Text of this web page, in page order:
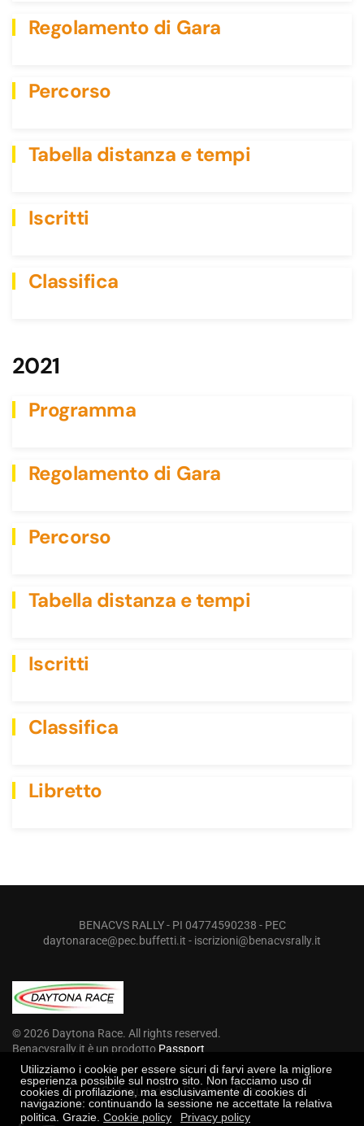
Utilizziamo i cookie per essere sicuri di farvi avere la migliore
esperienza possibile sul nostro sito. Non facciamo uso di
cookies di profilazione, ma esclusivamente di cookies di
navigazione: continuando la sessione ne accettate la relativa
politica. Grazie. Cookie policy Privacy policy
Regolamento di Gara
Percorso
Tabella distanza e tempi
Iscritti
Classifica
2021
Programma
Regolamento di Gara
Percorso
Tabella distanza e tempi
Iscritti
Classifica
Libretto
BENACVS RALLY - PI 04774590238 - PEC
daytonarace@pec.buffetti.it - iscrizioni@benacvsrally.it
©2026 Daytona Race. All rights reserved.
Benacvsrally.it è un prodotto Passport
Safeguarding Daytona Race